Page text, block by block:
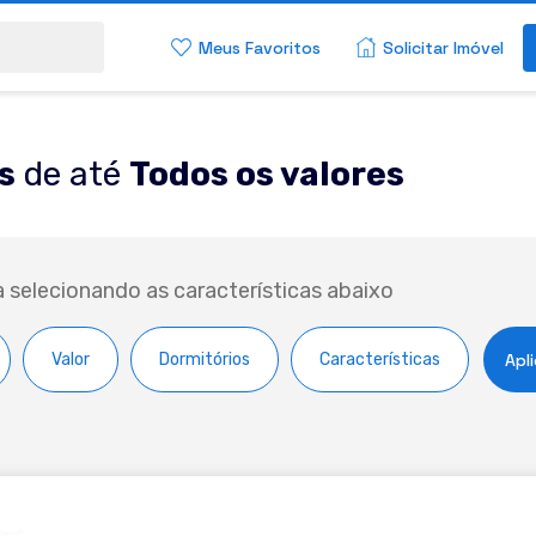
Meus Favoritos Solicitar Imóvel
de até Todos os valores
selecionando as características abaixo
Valor Dormitórios Características